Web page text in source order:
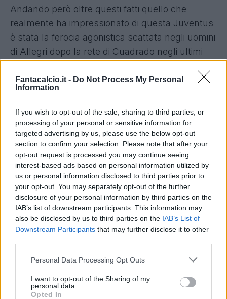
Fantacalcio.it - Do Not Process My Personal
Information
If you wish to opt-out of the sale, sharing to third parties, or
processing of your personal or sensitive information for
targeted advertising by us, please use the below opt-out
section to confirm your selection. Please note that after your
opt-out request is processed you may continue seeing
interest-based ads based on personal information utilized by
us or personal information disclosed to third parties prior to
your opt-out. You may separately opt-out of the further
disclosure of your personal information by third parties on the
IAB’s list of downstream participants. This information may
also be disclosed by us to third parties on the IAB’s List of
Downstream Participants that may further disclose it to other
Personal Data Processing Opt Outs
I want to opt-out of the Sharing of my
personal data.
Opted In
Andando però oltre questi fatti quello che
realmente ha impressionato di questa Juventus
è stata la ferocia agonistica scattata negli uomini
di Allegri dopo la rete di Cuadrado negli ultimi
bianconeri hanno accumulato55 punti sui 57
disponibili, rimontando dal dodicesimo posto in
classifica fino ad issarsi saldamente in prima
posizione, dove campeggiano tutt'ora con6
punti di vantaggio sul Napolicon gli azzurri
che, però, hanno una partita in meno.
Una media di 2.89 punti a partita con40 reti
totali realizzate e 6 subite . Stranamente, sono
stati di più i gol messi a segno lontano dall
Juventus Stadium, ben 25 contro i 15 fatti tra le
mura amiche, mentre il concetto di maggior
conto delle marcature subite, 2 a Torino, 4 al di
fuori del Piemonte.